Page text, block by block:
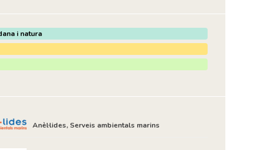
i natura
Anèl·lides, Serveis ambientals marins